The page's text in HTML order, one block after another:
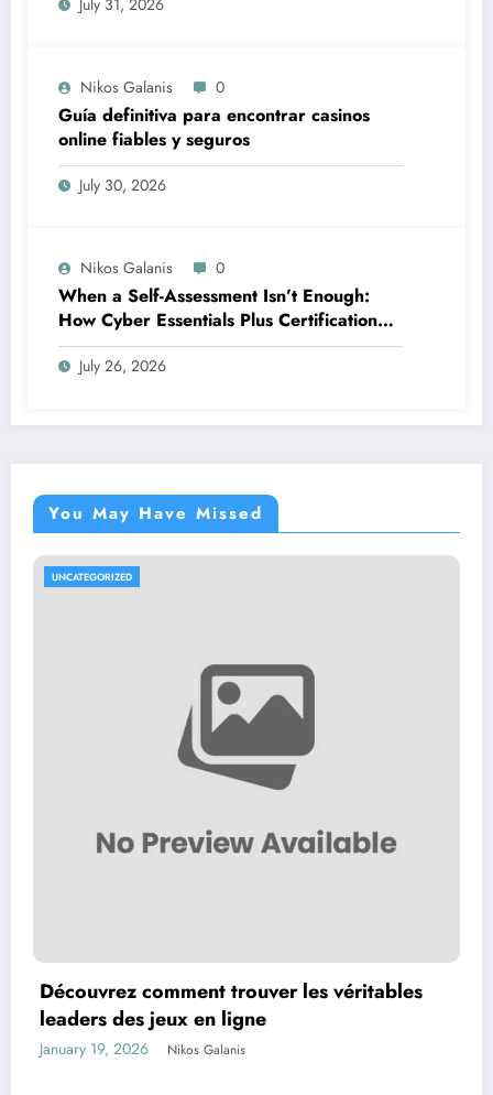
Nikos Galanis 0
Guía definitiva para encontrar casinos
online fiables y seguros
July 30, 2026
Nikos Galanis 0
When a Self-Assessment Isn’t Enough:
How Cyber Essentials Plus Certification
Proves Your Security Posture in the Real
World
July 26, 2026
You May Have Missed
UNCATEGORIZED
Découvrez comment trouver les véritables
leaders des jeux en ligne
January 19, 2026 Nikos Galanis